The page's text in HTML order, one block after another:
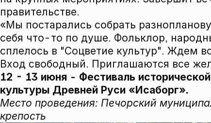
правительстве.
«Мы постарались собрать
себя что-то по душе. Фольклор,
сплелось в "Соцветие культур". Ждем
Вход свободный. Приглашаются все
12 - 13 июня - Фестиваль
культуры Древней Руси «Исаборг».
Место проведения: Печорский
крепость